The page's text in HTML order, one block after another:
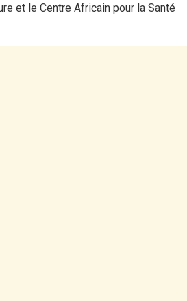
et le Centre Africain pour la Santé